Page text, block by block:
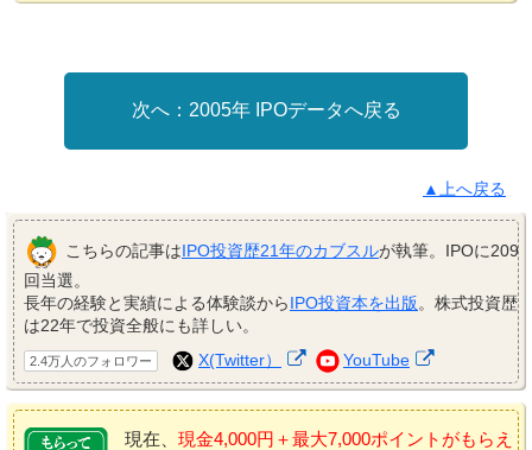
2005年 IPOデータへ戻る
▲上へ戻る
こちらの記事はIPO投資歴21年のカブスルが執筆。IPOに209
回当選。
長年の経験と実績による体験談からIPO投資本を出版。株式投資歴
は22年で投資全般にも詳しい。
2.4万人のフォロワー X(Twitter） YouTube
現在、 現金4,000円＋最大7,000ポイントがもらえ